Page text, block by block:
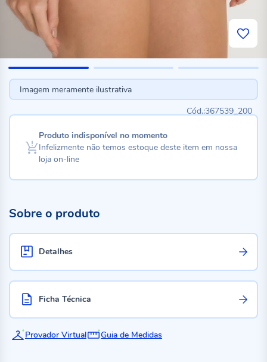
Imagem meramente ilustrativa
367539_200
Produto indisponível no momento
Infelizmente não temos estoque deste item em nossa
loja on-line
Sobre o produto
Detalhes
Ficha Técnica
Provador Virtual Guia de Medidas